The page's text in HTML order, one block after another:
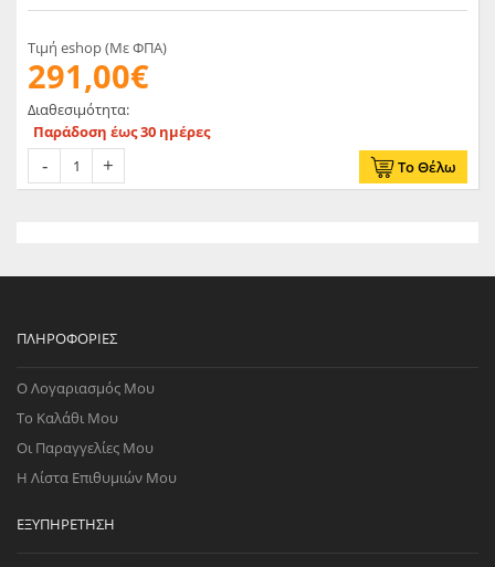
Τιμή eshop (Με ΦΠΑ)
291,00€
Διαθεσιμότητα:
Παράδοση έως 30 ημέρες
Το Θέλω
ΠΛΗΡΟΦΟΡΊΕΣ
Ο Λογαριασμός Μου
Το Καλάθι Μου
Οι Παραγγελίες Μου
Η Λίστα Επιθυμιών Μου
ΕΞΥΠΗΡΈΤΗΣΗ